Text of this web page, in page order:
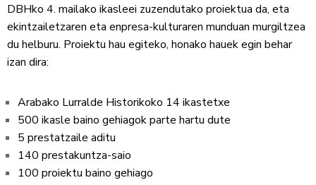
DBHko 4. mailako ikasleei zuzendutako proiektua da, eta
ekintzailetzaren eta enpresa-kulturaren munduan murgiltzea
du helburu. Proiektu hau egiteko, honako hauek egin behar
izan dira:
Arabako Lurralde Historikoko 14 ikastetxe
500 ikasle baino gehiagok parte hartu dute
5 prestatzaile aditu
140 prestakuntza-saio
100 proiektu baino gehiago